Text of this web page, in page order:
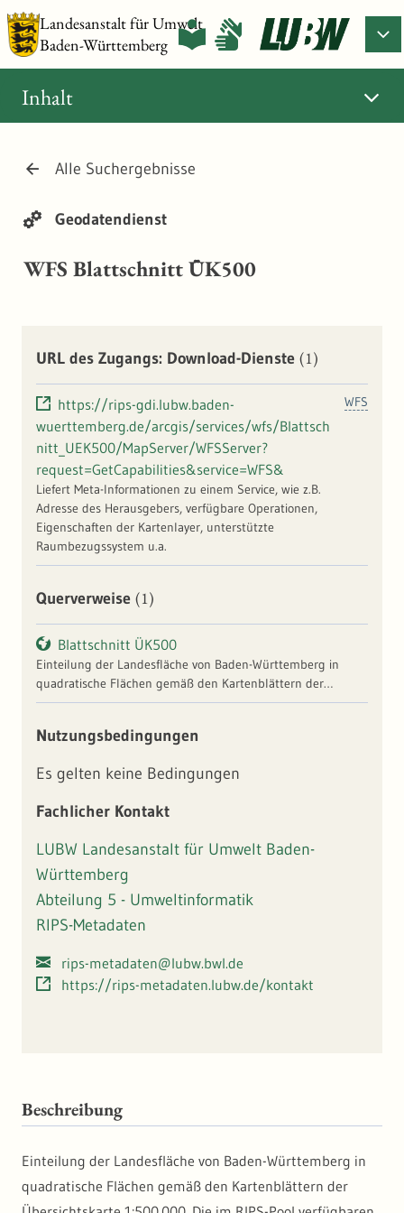
Landesanstalt für Umwelt
Baden-Württemberg
Alle Suchergebnisse
Geodatendienst
WFS Blattschnitt ÜK500
Inhalt
URL des Zugangs: Download-Dienste (1)
WFS
https://rips-gdi.lubw.baden-
wuerttemberg.de/arcgis/services/wfs/Blattsch
nitt_UEK500/MapServer/WFSServer?
request=GetCapabilities&service=WFS&
Liefert Meta-Informationen zu einem Service, wie z.B.
Adresse des Herausgebers, verfügbare Operationen,
Eigenschaften der Kartenlayer, unterstützte
Raumbezugssystem u.a.
Querverweise (1)
Blattschnitt ÜK500
Einteilung der Landesfläche von Baden-Württemberg in
quadratische Flächen gemäß den Kartenblättern der
Übersichtskarte 1:500.000. Die im RIPS-Pool verfügbaren
beispielsweise als Orientierungs- und Navigationshilfen
(Nummer, Name) und das jeweilige Ausgabejahr enthalten.
Nutzungsbedingungen
Es gelten keine Bedingungen
Fachlicher Kontakt
LUBW Landesanstalt für Umwelt Baden-
Württemberg
Abteilung 5 - Umweltinformatik
RIPS-Metadaten
rips-metadaten@lubw.bwl.de
https://rips-metadaten.lubw.de/kontakt
Beschreibung
Einteilung der Landesfläche von Baden-Württemberg in
quadratische Flächen gemäß den Kartenblättern der